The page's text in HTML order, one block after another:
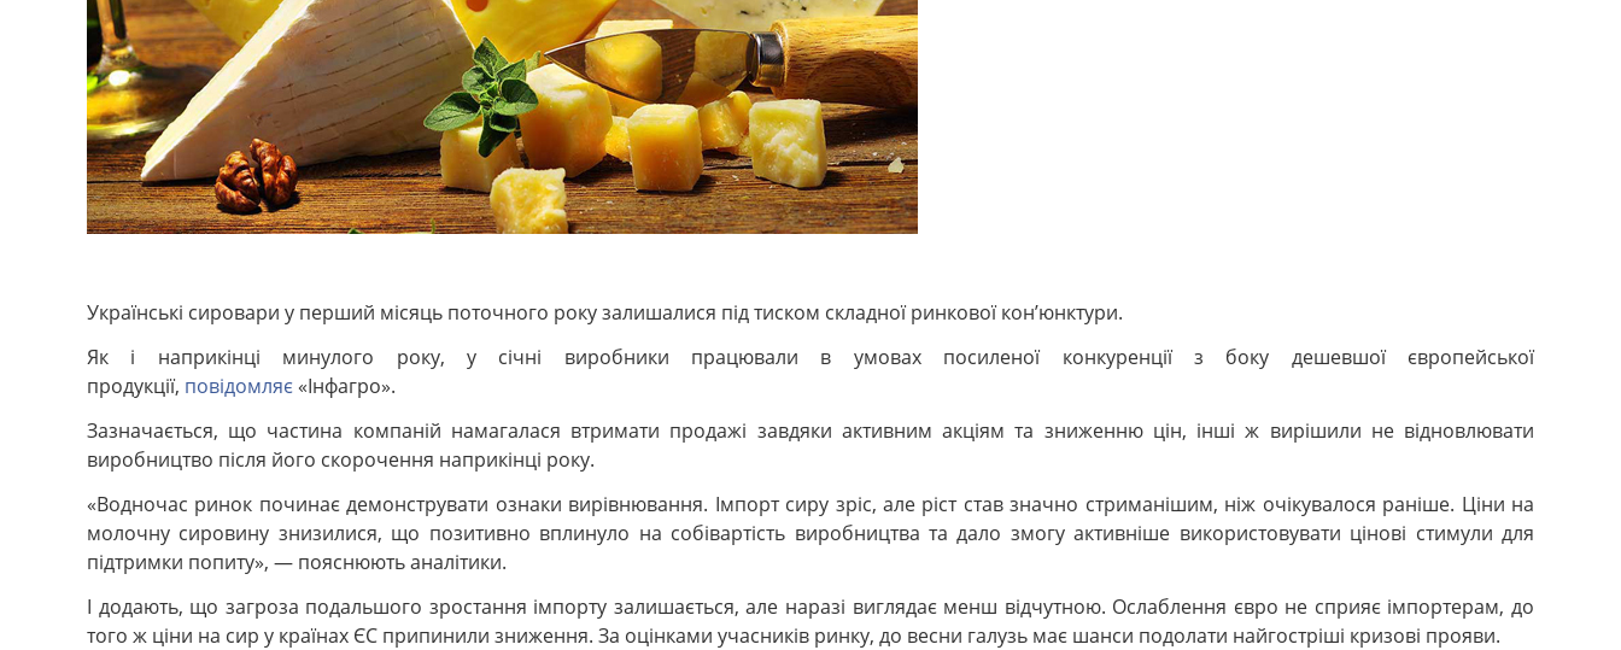
Українські сировари у перший місяць поточного року залишалися під тиском складної ринкової кон’юнктури.
Як і наприкінці минулого року, у січні виробники працювали в умовах посиленої конкуренції з боку дешевшої європейської
продукції, повідомляє «Інфагро».
Зазначається, що частина компаній намагалася втримати продажі завдяки активним акціям та зниженню цін, інші ж вирішили не відновлювати
виробництво після його скорочення наприкінці року.
«Водночас ринок починає демонструвати ознаки вирівнювання. Імпорт сиру зріс, але ріст став значно стриманішим, ніж очікувалося раніше. Ціни на
молочну сировину знизилися, що позитивно вплинуло на собівартість виробництва та дало змогу активніше використовувати цінові стимули для
підтримки попиту», — пояснюють аналітики.
І додають, що загроза подальшого зростання імпорту залишається, але наразі виглядає менш відчутною. Ослаблення євро не сприяє імпортерам, до
того ж ціни на сир у країнах ЄС припинили зниження. За оцінками учасників ринку, до весни галузь має шанси подолати найгостріші кризові прояви.